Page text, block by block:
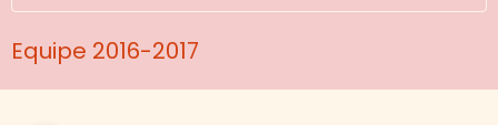
Equipe 2016-2017